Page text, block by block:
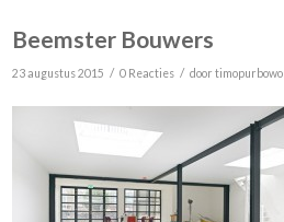
Beemster Bouwers
23 augustus 2015 / 0 Reacties / doortimopurbowo